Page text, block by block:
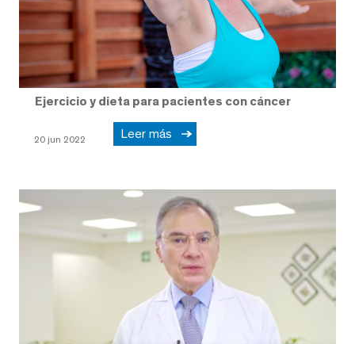
Ejercicio y dieta para pacientes con cáncer
20 jun 2022 Leer más